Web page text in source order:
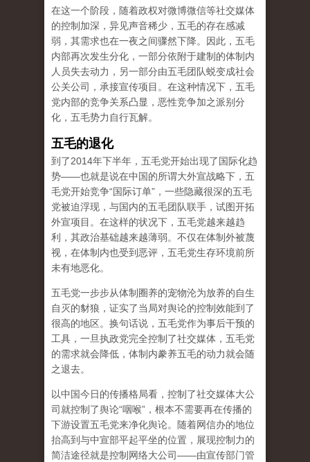
在这一个阶段，随着政权对微博微信等社交媒体
的控制加深，异见声音稀少，五毛的存在感减
弱，其需求也在一夜之间骤然下降。因此，五毛
内部再次发生分化，一部分依附于建制的体制内
人员失去动力，另一部分由五毛团队蜕变成社会
公关公司，承接宣传项目。在这种情况下，五毛
党内部的竞争关系凸显，恶性竞争加之派别分
化，五毛势力自行瓦解。
五毛的退化
到了2014年下半年，五毛党开始出现了国际化趋
势——也就是说在中国的所谓大外宣战略下，五
毛党开始竞争“国际订单”，一些隐藏很深的五毛
党被迫浮现，与国内的五毛团队联手，试图开拓
外宣项目。在这样的状况下，五毛党越来越趋
利，其政治基础越来越薄弱。不仅在体制外被蔑
视，在体制内也受到恶评，五毛党生存环境前所
未有地恶化。
五毛党一步步从体制圈养的宠物沦为放养的自生
自灭的豺狼，证实了当局对舆论的控制效能到了
很高的地区。换句话说，五毛党作为事后干预的
工具，一旦执政党完全控制了社交媒体，五毛党
的需求就会降低，体制内豢养五毛的动力就会随
之退去。
以中国今日的传播格局看，控制了社交媒体大公
司就控制了舆论“咽喉”，根本不需要再在传播的
下游设置五毛党来净化舆论。随着网信办的地位
抬高到与中宣部平起平坐的位置，展现控制力的
简洁途径就是控制网络大公司——由宣传部门管